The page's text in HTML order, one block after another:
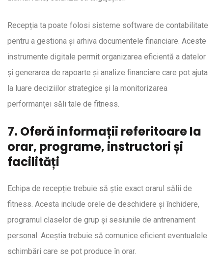
Recepția ta poate folosi sisteme software de contabilitate
pentru a gestiona și arhiva documentele financiare. Aceste
instrumente digitale permit organizarea eficientă a datelor
și generarea de rapoarte și analize financiare care pot ajuta
la luare deciziilor strategice și la monitorizarea
performanței săli tale de fitness.
7. Oferă informații referitoare la
orar, programe, instructori și
facilități
Echipa de recepție trebuie să știe exact orarul sălii de
fitness. Acesta include orele de deschidere și închidere,
programul claselor de grup și sesiunile de antrenament
personal. Aceștia trebuie să comunice eficient eventualele
schimbări care se pot produce în orar.